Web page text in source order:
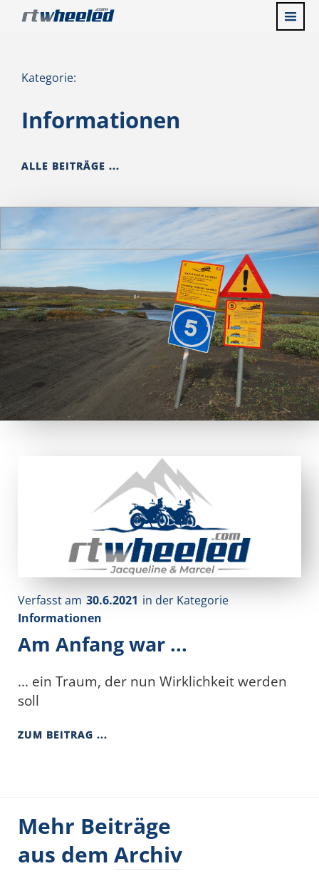
Kategorie:
Informationen
ALLE BEITRÄGE ...
Verfasst am 30.6.2021 in der Kategorie
Informationen
Am Anfang war ...
... ein Traum, der nun Wirklichkeit werden
soll
ZUM BEITRAG ...
Mehr Beiträge
aus dem Archiv